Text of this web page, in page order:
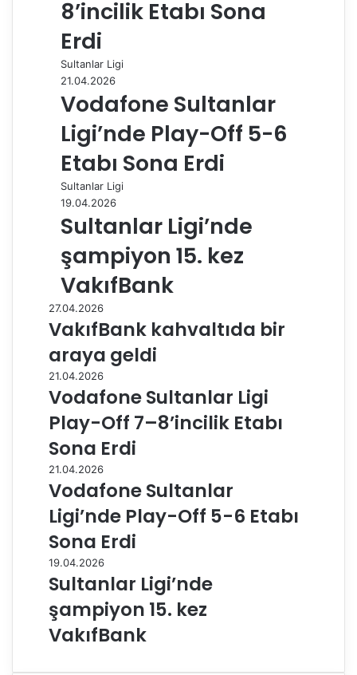
8’incilik Etabı Sona
Erdi
Sultanlar Ligi
21.04.2026
Vodafone Sultanlar
Ligi’nde Play-Off 5-6
Etabı Sona Erdi
Sultanlar Ligi
19.04.2026
Sultanlar Ligi’nde
şampiyon 15. kez
VakıfBank
27.04.2026
VakıfBank kahvaltıda bir
araya geldi
21.04.2026
Vodafone Sultanlar Ligi
Play-Off 7–8’incilik Etabı
Sona Erdi
21.04.2026
Vodafone Sultanlar
Ligi’nde Play-Off 5-6 Etabı
Sona Erdi
19.04.2026
Sultanlar Ligi’nde
şampiyon 15. kez
VakıfBank